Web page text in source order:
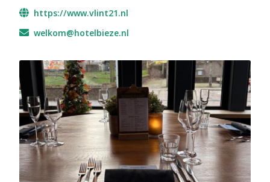
https://www.vlint21.nl
welkom@hotelbieze.nl